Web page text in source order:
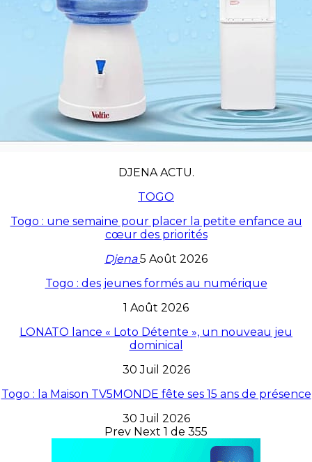
DJENA ACTU.
TOGO
Togo : une semaine pour placer la petite enfance au
cœur des priorités
Djena5 Août 2026
Togo : des jeunes formés au numérique
1 Août 2026
LONATO lance « Loto Détente », un nouveau jeu
dominical
30 Juil 2026
Togo : la Maison TV5MONDE fête ses 15 ans de présence
30 Juil 2026
Prev Next 1 de 355